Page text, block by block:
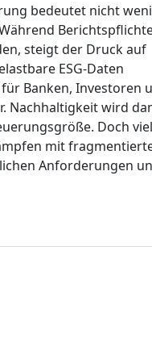
bedeutet nicht
steigt der Druck auf
ESG-Daten
Banken, Investoren
Nachhaltigkeit wird
Doch
mit
Anforderungen